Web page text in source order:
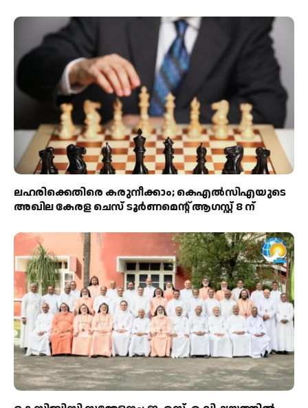
ലഹരിക്കെതിരെ കരുനീക്കാം; കെഎൽസിഎയുടെ
അഖില കേരള ചെസ് ടൂർണമെന്റ് ആഗസ്റ്റ് 8 ന്